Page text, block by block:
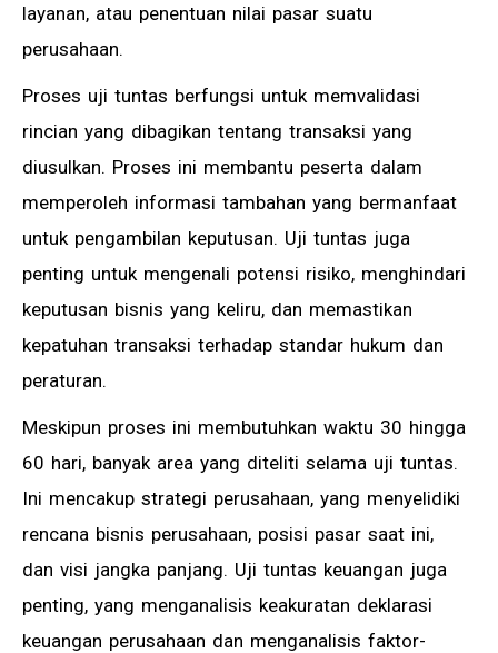
layanan, atau penentuan nilai pasar suatu
perusahaan.
Proses uji tuntas berfungsi untuk memvalidasi
rincian yang dibagikan tentang transaksi yang
diusulkan. Proses ini membantu peserta dalam
memperoleh informasi tambahan yang bermanfaat
untuk pengambilan keputusan. Uji tuntas juga
penting untuk mengenali potensi risiko, menghindari
keputusan bisnis yang keliru, dan memastikan
kepatuhan transaksi terhadap standar hukum dan
peraturan.
Meskipun proses ini membutuhkan waktu 30 hingga
60 hari, banyak area yang diteliti selama uji tuntas.
Ini mencakup strategi perusahaan, yang menyelidiki
rencana bisnis perusahaan, posisi pasar saat ini,
dan visi jangka panjang. Uji tuntas keuangan juga
penting, yang menganalisis keakuratan deklarasi
keuangan perusahaan dan menganalisis faktor-